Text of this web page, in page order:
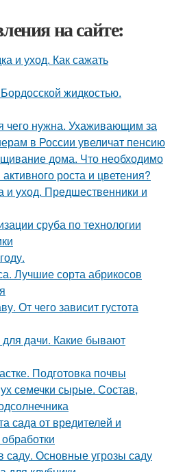
на сайте:
и уход. Как сажать
жидкостью.
чего нужна. Ухаживающим за
в России увеличат пенсию
дома. Что необходимо
роста и цветения?
и уход. Предшественники и
сруба по технологии
Лучшие сорта абрикосов
От чего зависит густота
дачи. Какие бывают
Подготовка почвы
семечки сырые. Состав,
сада от вредителей и
саду. Основные угрозы саду